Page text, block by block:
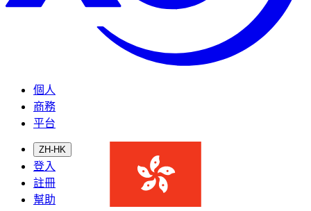
個人
商務
平台
ZH-HK
登入
註冊
幫助